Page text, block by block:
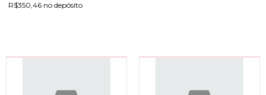
R$350,46 no depósito